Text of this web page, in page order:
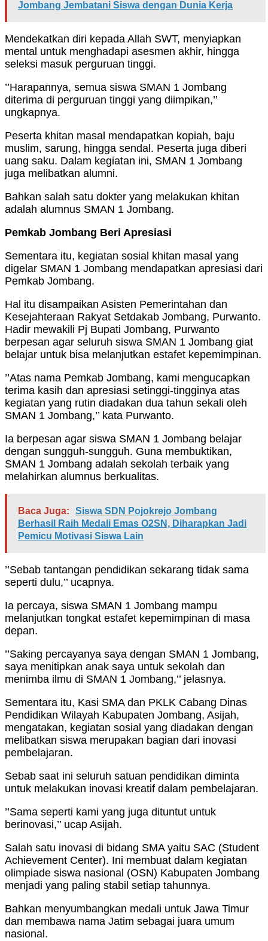
Jombang Jembatani Siswa dengan Dunia Kerja
Mendekatkan diri kepada Allah SWT, menyiapkan
mental untuk menghadapi asesmen akhir, hingga
seleksi masuk perguruan tinggi.
’’Harapannya, semua siswa SMAN 1 Jombang
diterima di perguruan tinggi yang diimpikan,’’
ungkapnya.
Peserta khitan masal mendapatkan kopiah, baju
muslim, sarung, hingga sendal. Peserta juga diberi
uang saku. Dalam kegiatan ini, SMAN 1 Jombang
juga melibatkan alumni.
Bahkan salah satu dokter yang melakukan khitan
adalah alumnus SMAN 1 Jombang.
Pemkab Jombang Beri Apresiasi
Sementara itu, kegiatan sosial khitan masal yang
digelar SMAN 1 Jombang mendapatkan apresiasi dari
Pemkab Jombang.
Hal itu disampaikan Asisten Pemerintahan dan
Kesejahteraan Rakyat Setdakab Jombang, Purwanto.
Hadir mewakili Pj Bupati Jombang, Purwanto
berpesan agar seluruh siswa SMAN 1 Jombang giat
belajar untuk bisa melanjutkan estafet kepemimpinan.
’’Atas nama Pemkab Jombang, kami mengucapkan
terima kasih dan apresiasi setinggi-tingginya atas
kegiatan yang rutin diadakan dua tahun sekali oleh
SMAN 1 Jombang,’’ kata Purwanto.
Ia berpesan agar siswa SMAN 1 Jombang belajar
dengan sungguh-sungguh. Guna membuktikan,
SMAN 1 Jombang adalah sekolah terbaik yang
melahirkan alumnus berkualitas.
Baca Juga:
Siswa SDN Pojokrejo Jombang
Berhasil Raih Medali Emas O2SN, Diharapkan Jadi
Pemicu Motivasi Siswa Lain
’’Sebab tantangan pendidikan sekarang tidak sama
seperti dulu,’’ ucapnya.
Ia percaya, siswa SMAN 1 Jombang mampu
melanjutkan tongkat estafet kepemimpinan di masa
depan.
’’Saking percayanya saya dengan SMAN 1 Jombang,
saya menitipkan anak saya untuk sekolah dan
menimba ilmu di SMAN 1 Jombang,’’ jelasnya.
Sementara itu, Kasi SMA dan PKLK Cabang Dinas
Pendidikan Wilayah Kabupaten Jombang, Asijah,
mengatakan, kegiatan sosial yang diadakan dengan
melibatkan siswa merupakan bagian dari inovasi
pembelajaran.
Sebab saat ini seluruh satuan pendidikan diminta
untuk melakukan inovasi kreatif dalam pembelajaran.
’’Sama seperti kami yang juga dituntut untuk
berinovasi,’’ ucap Asijah.
Salah satu inovasi di bidang SMA yaitu SAC (Student
Achievement Center). Ini membuat dalam kegiatan
olimpiade siswa nasional (OSN) Kabupaten Jombang
menjadi yang paling stabil setiap tahunnya.
Bahkan menyumbangkan medali untuk Jawa Timur
dan membawa nama Jatim sebagai juara umum
nasional.